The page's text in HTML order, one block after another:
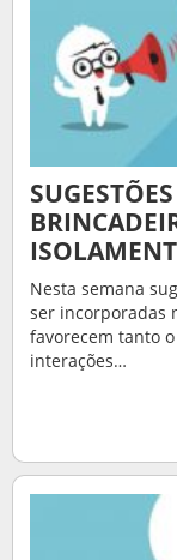
Nesta semana
ser incorporadas
favorecem tanto
interações…